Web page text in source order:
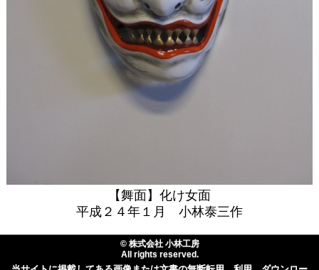
【舞面】化け女面
平成２４年１月 小林泰三作
© 株式会社 小林工房
All rights reserved.